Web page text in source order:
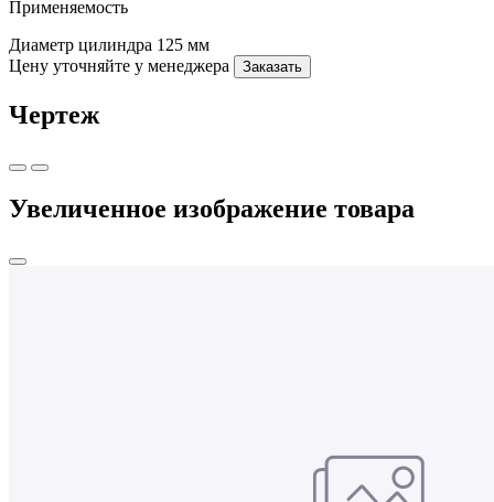
Применяемость
Диаметр цилиндра 125 мм
Цену уточняйте у менеджера
Заказать
Чертеж
Увеличенное изображение товара